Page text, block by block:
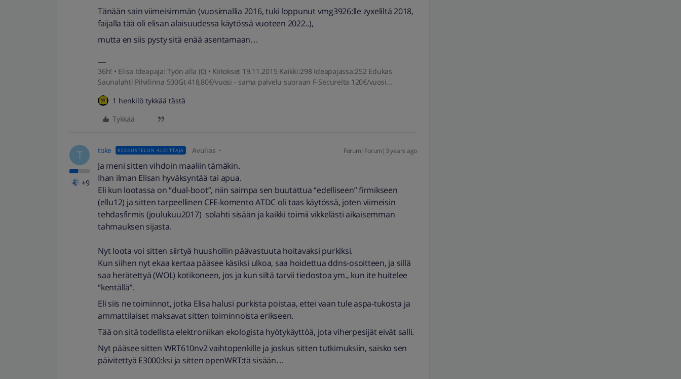
Tänään sain viimeisimmän (vuosimallia 2016, tuki loppunut vmg3926:lle zyxeliltä 2018,
faijalla tää oli elisan alaisuudessa käytössä vuoteen 2022..),
mutta en siis pysty sitä enää asentamaan…
36h! • Elisa Ideapaja: Työn alla (0) • Kiitokset 19.11.2015 Kaikki:298 Ideapajassa:252 Edukas
Saunalahti Pilvilinna 500Gt 418,80€/vuosi - sama palvelu suoraan F-Securelta 120€/vuosi...
1 henkilö tykkää tästä
Tykkää
T
+9
toke KESKUSTELUN ALOITTAJA Avulias Forum|Forum|3 years ago
Ja meni sitten vihdoin maaliin tämäkin.
Ihan ilman Elisan hyväksyntää tai apua.
Eli kun lootassa on “dual-boot”, niin saimpa sen buutattua “edelliseen” firmikseen
(ellu12) ja sitten tarpeellinen CFE-komento ATDC oli taas käytössä, joten viimeisin
tehdasfirmis (joulukuu2017) solahti sisään ja kaikki toimii vikkelästi aikaisemman
tahmauksen sijasta.
Nyt loota voi sitten siirtyä huushollin päävastuuta hoitavaksi purkiksi.
Kun siihen nyt ekaa kertaa pääsee käsiksi ulkoa, saa hoidettua ddns-osoitteen, ja sillä
saa herätettyä (WOL) kotikoneen, jos ja kun siltä tarvii tiedostoa ym., kun ite huitelee
“kentällä”.
Eli siis ne toiminnot, jotka Elisa halusi purkista poistaa, ettei vaan tule aspa-tukosta ja
ammattilaiset maksavat sitten toiminnoista erikseen.
Tää on sitä todellista elektroniikan ekologista hyötykäyttöä, jota viherpesijät eivät salli.
Nyt pääsee sitten WRT610nv2 vaihtopenkille ja joskus sitten tutkimuksiin, saisko sen
päivitettyä E3000:ksi ja sitten openWRT:tä sisään…